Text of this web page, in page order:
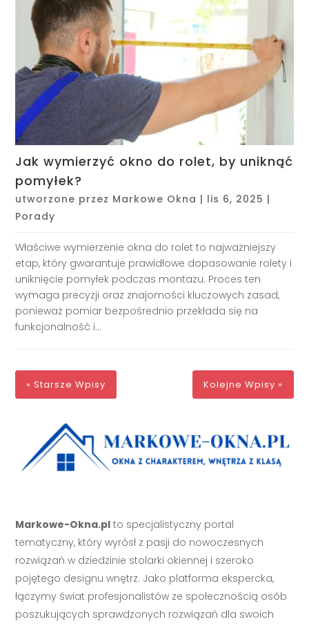
Jak wymierzyć okno do rolet, by uniknąć
pomyłek?
utworzone przez Markowe Okna | lis 6, 2025 |
Porady
Właściwe wymierzenie okna do rolet to najważniejszy
etap, który gwarantuje prawidłowe dopasowanie rolety i
uniknięcie pomyłek podczas montażu. Proces ten
wymaga precyzji oraz znajomości kluczowych zasad,
ponieważ pomiar bezpośrednio przekłada się na
funkcjonalność i...
« Starsze Wpisy Kolejne Wpisy »
Markowe-Okna.pl to specjalistyczny portal
tematyczny, który wyrósł z pasji do nowoczesnych
rozwiązań w dziedzinie stolarki okiennej i szeroko
pojętego designu wnętrz. Jako platforma ekspercka,
łączymy świat profesjonalistów ze społecznością osób
poszukujących sprawdzonych rozwiązań dla swoich